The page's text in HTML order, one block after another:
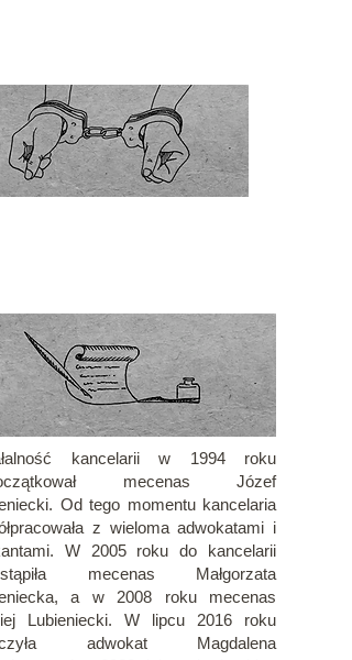
kancelarii w 1994 roku
mecenas Józef
Od tego momentu kancelaria
z wieloma adwokatami i
W 2005 roku do kancelarii
mecenas Małgorzata
a w 2008 roku mecenas
Lubieniecki. W lipcu 2016 roku
adwokat Magdalena